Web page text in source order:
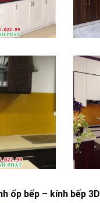
ốp bếp – kính bếp 3D